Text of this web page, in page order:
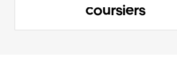
coursiers